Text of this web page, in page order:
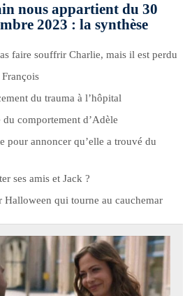
nous appartient du 30
2023 : la synthèse
faire souffrir Charlie, mais il est perdu
du trauma à l’hôpital
comportement d’Adèle
pour annoncer qu’elle a trouvé du
ses amis et Jack ?
Halloween qui tourne au cauchemar